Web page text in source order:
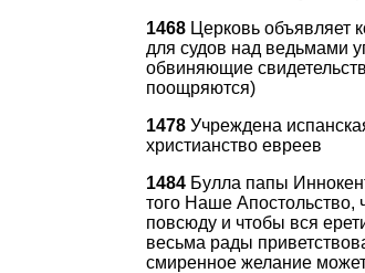
1468 Церковь объявляет
для судов над ведьмами
обвиняющие
поощряются)
1478 Учреждена
христианство евреев
1484 Булла папы
того Наше Апостольство,
повсюду и чтобы вся
весьма рады
смиренное желание